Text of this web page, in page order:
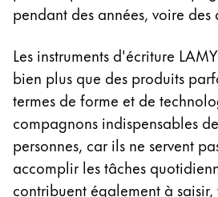
pendant des années, voire des
Les instruments d'écriture
bien plus que des produits
termes de forme et de
compagnons indispensables
personnes, car ils ne servent
accomplir les tâches
contribuent également à